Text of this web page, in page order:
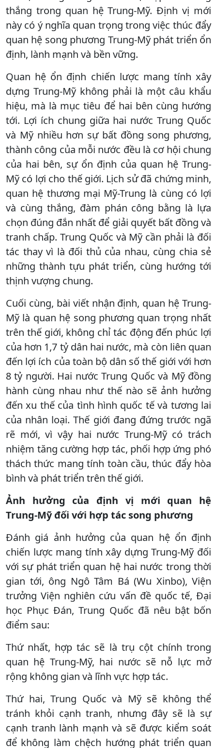
thắng trong quan hệ Trung-Mỹ. Định vị mới
này có ý nghĩa quan trọng trong việc thúc đẩy
quan hệ song phương Trung-Mỹ phát triển ổn
định, lành mạnh và bền vững.
Quan hệ ổn định chiến lược mang tính xây
dựng Trung-Mỹ không phải là một câu khẩu
hiệu, mà là mục tiêu để hai bên cùng hướng
tới. Lợi ích chung giữa hai nước Trung Quốc
và Mỹ nhiều hơn sự bất đồng song phương,
thành công của mỗi nước đều là cơ hội chung
của hai bên, sự ổn định của quan hệ Trung-
Mỹ có lợi cho thế giới. Lịch sử đã chứng minh,
quan hệ thương mại Mỹ-Trung là cùng có lợi
và cùng thắng, đàm phán công bằng là lựa
chọn đúng đắn nhất để giải quyết bất đồng và
tranh chấp. Trung Quốc và Mỹ cần phải là đối
tác thay vì là đối thủ của nhau, cùng chia sẻ
những thành tựu phát triển, cùng hướng tới
thịnh vượng chung.
Cuối cùng, bài viết nhận định, quan hệ Trung-
Mỹ là quan hệ song phương quan trọng nhất
trên thế giới, không chỉ tác động đến phúc lợi
của hơn 1,7 tỷ dân hai nước, mà còn liên quan
đến lợi ích của toàn bộ dân số thế giới với hơn
8 tỷ người. Hai nước Trung Quốc và Mỹ đồng
hành cùng nhau như thế nào sẽ ảnh hưởng
đến xu thế của tình hình quốc tế và tương lai
của nhân loại. Thế giới đang đứng trước ngã
rẽ mới, vì vậy hai nước Trung-Mỹ có trách
nhiệm tăng cường hợp tác, phối hợp ứng phó
thách thức mang tính toàn cầu, thúc đẩy hòa
bình và phát triển trên thế giới.
Ảnh hưởng của định vị mới quan hệ
Trung-Mỹ đối với hợp tác song phương
Đánh giá ảnh hưởng của quan hệ ổn định
chiến lược mang tính xây dựng Trung-Mỹ đối
với sự phát triển quan hệ hai nước trong thời
gian tới, ông Ngô Tâm Bá (Wu Xinbo), Viện
trưởng Viện nghiên cứu vấn đề quốc tế, Đại
học Phục Đán, Trung Quốc đã nêu bật bốn
điểm sau:
Thứ nhất, hợp tác sẽ là trụ cột chính trong
quan hệ Trung-Mỹ, hai nước sẽ nỗ lực mở
rộng không gian và lĩnh vực hợp tác.
Thứ hai, Trung Quốc và Mỹ sẽ không thể
tránh khỏi cạnh tranh, nhưng đây sẽ là sự
cạnh tranh lành mạnh và sẽ được kiểm soát
để không làm chệch hướng phát triển quan